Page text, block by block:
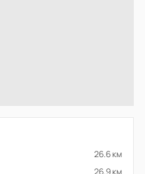
26.6 км
26.9 км